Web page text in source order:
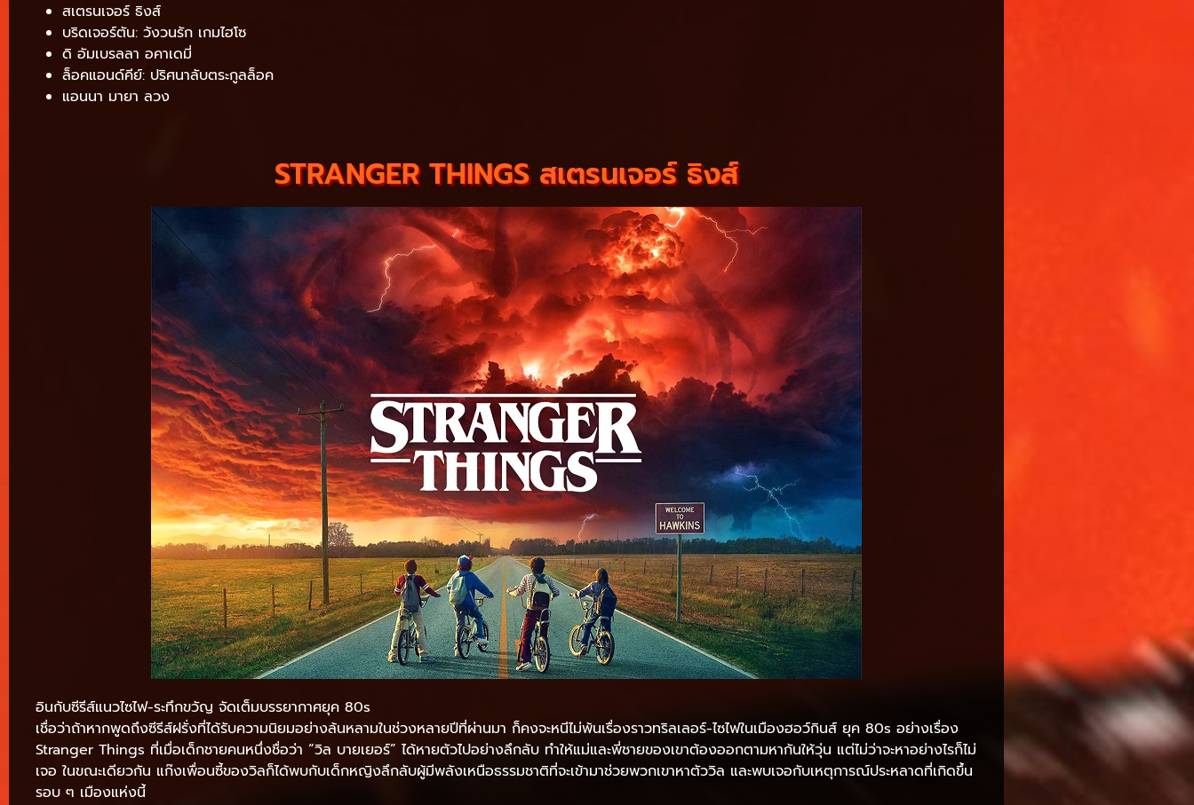
สเตรนเจอร์ ธิงส์
บริดเจอร์ตัน: วังวนรัก เกมไฮโซ
ดิ อัมเบรลลา อคาเดมี่
ล็อคแอนด์คีย์: ปริศนาลับตระกูลล็อค
แอนนา มายา ลวง
STRANGER THINGS สเตรนเจอร์ ธิงส์
อินกับซีรีส์แนวไซไฟ-ระทึกขวัญ จัดเต็มบรรยากาศยุค 80s
เชื่อว่าถ้าหากพูดถึงซีรีส์ฝรั่งที่ได้รับความนิยมอย่างล้นหลามในช่วงหลายปีที่ผ่านมา ก็คงจะหนีไม่พ้นเรื่องราวทริลเลอร์-ไซไฟในเมืองฮอว์กินส์ ยุค 80s อย่างเรื่อง
Stranger Things ที่เมื่อเด็กชายคนหนึ่งชื่อว่า “วิล บายเยอร์” ได้หายตัวไปอย่างลึกลับ ทำให้แม่และพี่ชายของเขาต้องออกตามหากันให้วุ่น แต่ไม่ว่าจะหาอย่างไรก็ไม่
เจอ ในขณะเดียวกัน แก๊งเพื่อนซี้ของวิลก็ได้พบกับเด็กหญิงลึกลับผู้มีพลังเหนือธรรมชาติที่จะเข้ามาช่วยพวกเขาหาตัววิล และพบเจอกับเหตุการณ์ประหลาดที่เกิดขึ้น
รอบ ๆ เมืองแห่งนี้